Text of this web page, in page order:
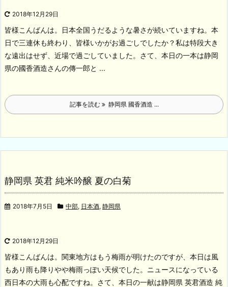
2018年12月29日
皆様こんばんは。日本全国うだるような暑さが続いていますね。 本
日で三連休も終わり、皆様いかがお過ごしでしたか？私は特段大き
な遠出はせず、近場で過ごしていました。 さて、本日の一本は静岡
県の國香酒造さんの傳一郎と ...
記事を読む 静岡県 國香酒造 ...
静岡県 英君 純米吟醸 夏の白菊
2018年7月5日 中部, 日本酒, 静岡県
2018年12月29日
皆様こんばんは。関東地方はもう梅雨が明けたのですが、本日は風
もあり雨も降りやや梅雨っぽい天候でした。ニュースになっている
西日本の大雨も心配ですね。 さて、本日の一献は静岡県 英君酒造 純